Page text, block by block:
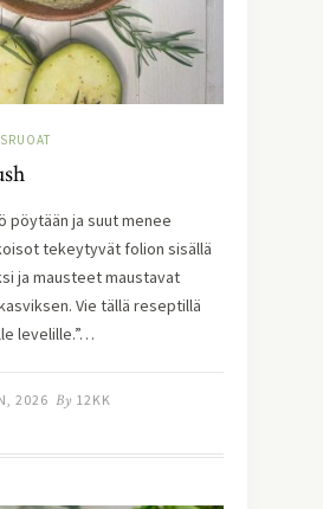
pöytään ja suut menee
tekeytyvät folion sisällä
ja mausteet maustavat
Vie tällä reseptillä
levelille.”…
2026 By 12KK